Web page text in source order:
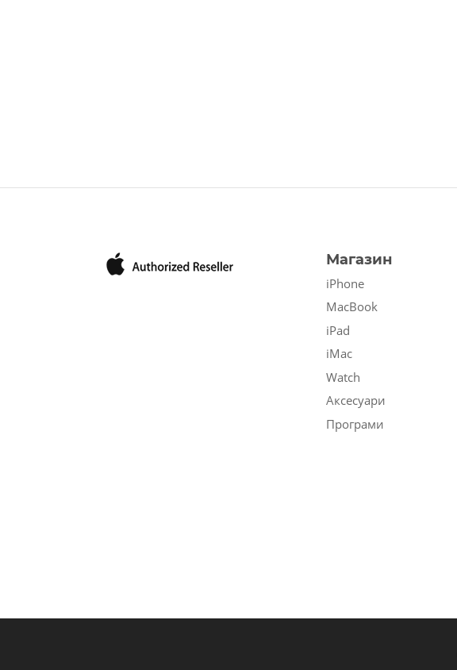
Магазин
iPhone
MacBook
iPad
iMac
Watch
Аксесуари
Програми